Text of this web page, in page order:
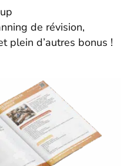
de révision,
plein d’autres bonus !